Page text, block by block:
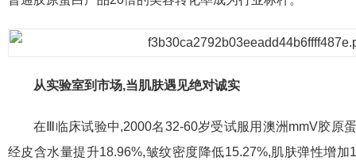
从实验室到市场,当肌肤遇见绝对诚实
在Ⅲ临床试验中,2000名32-60岁受试服用澳洲mmV胶原
经皮含水量提升18.96%,皱纹密度降低15.27%,肌肤弹性增加